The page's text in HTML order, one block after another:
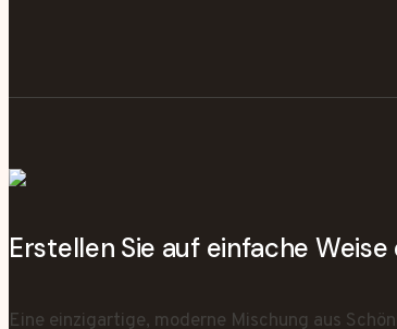
Erstellen Sie auf einfache
Eine einzigartige, moderne Mischung aus